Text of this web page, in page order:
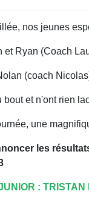
nos jeunes
et Ryan (Coach
(coach
bout et n'ont rien
une
les
: TRISTAN